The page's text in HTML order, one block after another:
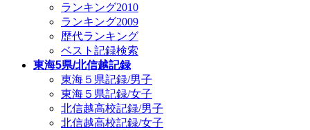
ランキング2010
ランキング2009
歴代ランキング
ベスト記録検索
東海5県/北信越記録
東海５県記録/男子
東海５県記録/女子
北信越高校記録/男子
北信越高校記録/女子